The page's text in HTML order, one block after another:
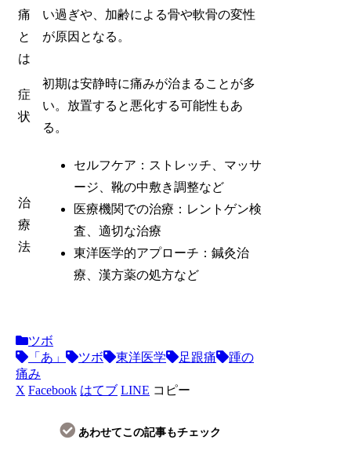
痛
と
は
い過ぎや、加齢による骨や軟骨の変性
が原因となる。
症
状
初期は安静時に痛みが治まることが多
い。放置すると悪化する可能性もあ
る。
治
療
法
セルフケア：ストレッチ、マッサ
ージ、靴の中敷き調整など
医療機関での治療：レントゲン検
査、適切な治療
東洋医学的アプローチ：鍼灸治
療、漢方薬の処方など
ツボ
「あ」
ツボ 東洋医学 足跟痛
踵の
痛み
X Facebook はてブ LINE コピー
あわせてこの記事もチェック